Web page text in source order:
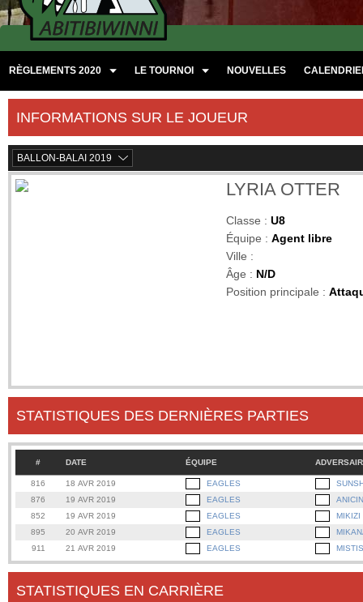
RÈGLEMENTS 2020 LE TOURNOI NOUVELLES
INFORMATIONS SUR LE JOUEUR
BALLON-BALAI 2019
LYRIA OTTER
Classe : U8
Équipe : Agent libre
Ville :
Âge : N/D
Position principale :
STATISTIQUES DES DERNIÈRES PARTIES
# DATE ÉQUIPE
816 18 AVR 2019 EAGLES
876
19 AVR 2019 EAGLES
852
19 AVR 2019 EAGLES
MIKIZI
895
20 AVR 2019 EAGLES
911
21 AVR 2019 EAGLES
STATISTIQUES EN CARRIÈRE